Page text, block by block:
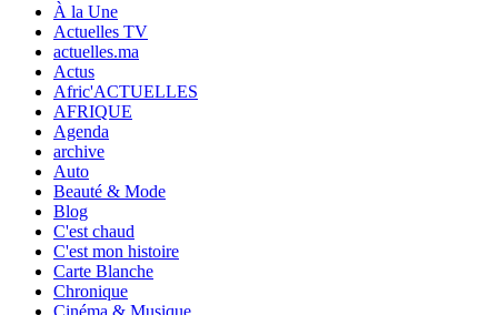
À la Une
Actuelles TV
actuelles.ma
Actus
Afric'ACTUELLES
AFRIQUE
Agenda
archive
Auto
Beauté & Mode
Blog
C'est chaud
C'est mon histoire
Carte Blanche
Chronique
Cinéma & Musique